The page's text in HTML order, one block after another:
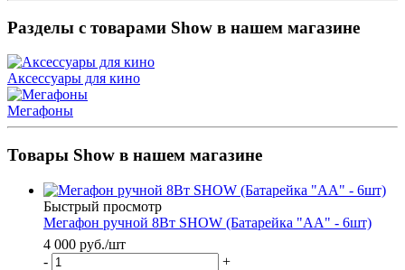
Разделы с товарами Show в нашем магазине
Аксессуары для кино
Мегафоны
Товары Show в нашем магазине
Быстрый просмотр
Мегафон ручной 8Вт SHOW (Батарейка "АА" - 6шт)
4 000 руб./шт
-
+